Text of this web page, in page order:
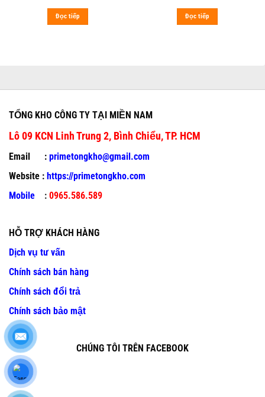
Đọc tiếp Đọc tiếp
TỔNG KHO CÔNG TY TẠI MIỀN NAM
Lô 09 KCN Linh Trung 2, Bình Chiểu, TP. HCM
Email : primetongkho@gmail.com
Website : https://primetongkho.com
Mobile : 0965.586.589
HỖ TRỢ KHÁCH HÀNG
Dịch vụ tư vấn
Chính sách bán hàng
Chính sách đổi trả
Chính sách bảo mật
CHÚNG TÔI TRÊN FACEBOOK